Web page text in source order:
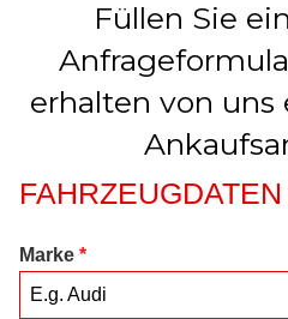
Füllen Sie
erhalten von uns
FAHRZEUGDATEN
Marke *
E.g. Audi